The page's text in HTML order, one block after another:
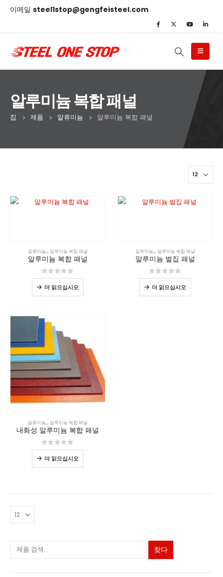
이메일 steel1stop@gengfeisteel.com
알루미늄 복합 패널
집 제품 알류미늄 알루미늄 복합 패널
알류미늄,,, 알루미늄 복합 패널
알루미늄 복합 패널
05 중
더 읽으십시오
알류미늄,,, 알루미늄 복합 패널
알루미늄 벌집 패널
05 중
더 읽으십시오
알류미늄,,, 알루미늄 복합 패널
내화성 알루미늄 복합 패널
05 중
더 읽으십시오
찾다